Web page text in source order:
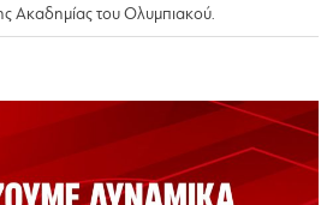
Ακαδημίας του Ολυμπιακού.